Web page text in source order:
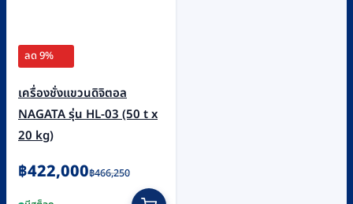
ลด 9%
เครื่องชั่งแขวนดิจิตอล
NAGATA รุ่น HL-03 (50 t x
20 kg)
฿466,250
Original
฿422,000
Current